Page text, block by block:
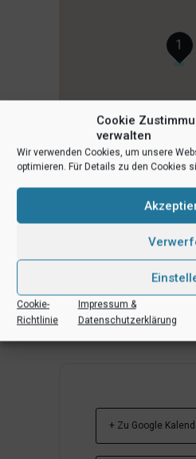
Cookie
verwalten
Wir verwenden Cookies, um unsere
optimieren. Für Details zu den Cookies
Cookie-
Richtlinie
Impressum &
Datenschutzerklärung
1
+ Zu Google